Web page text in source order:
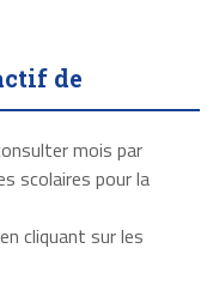
de
mois par
scolaires pour la
cliquant sur les